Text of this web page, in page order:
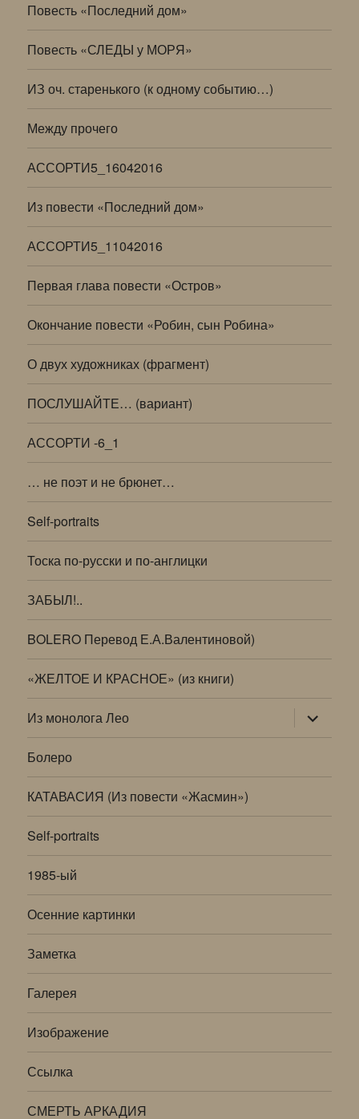
Повесть «Последний дом»
Повесть «СЛЕДЫ у МОРЯ»
ИЗ оч. старенького (к одному событию…)
Между прочего
АССОРТИ5_16042016
Из повести «Последний дом»
АССОРТИ5_11042016
Первая глава повести «Остров»
Окончание повести «Робин, сын Робина»
О двух художниках (фрагмент)
ПОСЛУШАЙТЕ… (вариант)
АССОРТИ -6_1
… не поэт и не брюнет…
Self-portraits
Тоска по-русски и по-англицки
ЗАБЫЛ!..
BOLERO Перевод Е.А.Валентиновой)
«ЖЕЛТОЕ И КРАСНОЕ» (из книги)
Из монолога Лео раскрыть
дочернее
меню
Болеро
КАТАВАСИЯ (Из повести «Жасмин»)
Self-portraits
1985-ый
Осенние картинки
Заметка
Галерея
Изображение
Ссылка
СМЕРТЬ АРКАДИЯ